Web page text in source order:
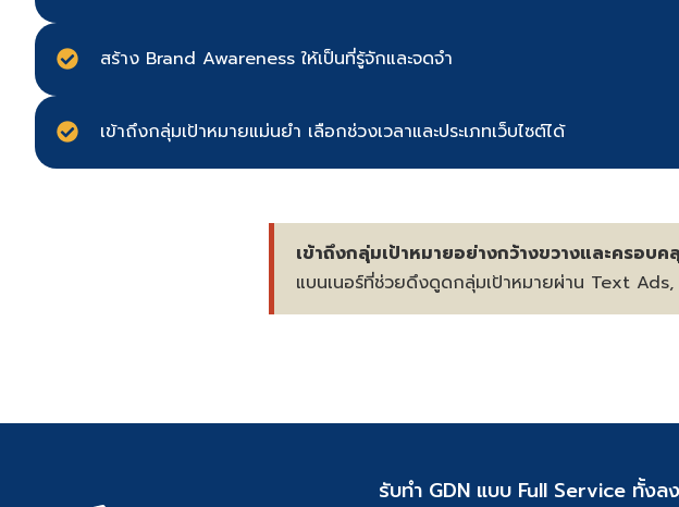
สร้าง Brand Awareness ให้เป็นที่รู้จักและจดจำ
เข้าถึงกลุ่มเป้าหมายแม่นยำ เลือกช่วงเวลาและประเภทเว็บไซต์ได้
เข้าถึงกลุ่มเป้าหมายอย่างกว้างขวางและครอบค
แบนเนอร์ที่ช่วยดึงดูดกลุ่มเป้าหมายผ่าน Text
รับทำ GDN แบบ Full Service ทั้ง